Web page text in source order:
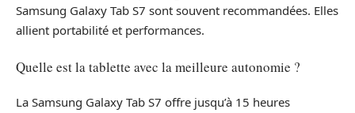
Samsung Galaxy Tab S7 sont souvent recommandées. Elles
allient portabilité et performances.
Quelle est la tablette avec la meilleure autonomie ?
La Samsung Galaxy Tab S7 offre jusqu’à 15 heures